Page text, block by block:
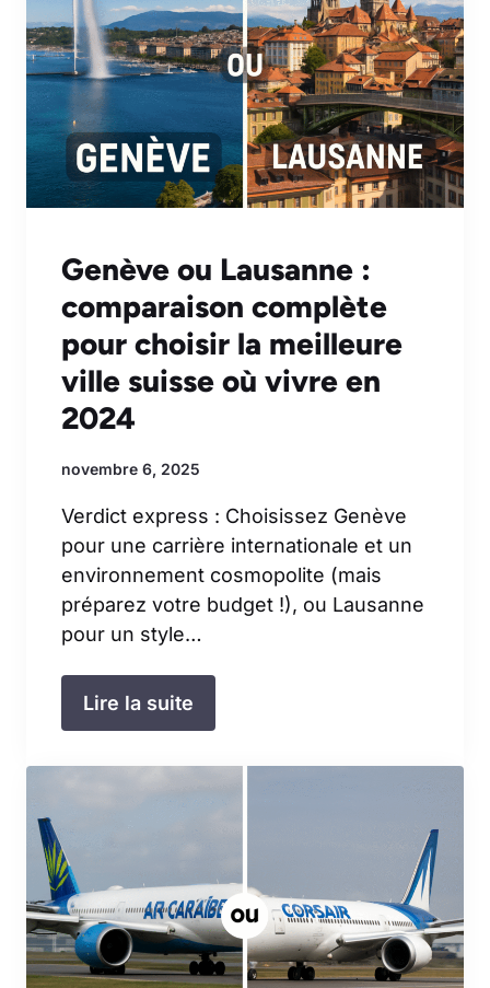
Genève ou Lausanne :
comparaison complète
pour choisir la meilleure
ville suisse où vivre en
2024
novembre 6, 2025
Verdict express : Choisissez Genève
pour une carrière internationale et un
environnement cosmopolite (mais
préparez votre budget !), ou Lausanne
pour un style…
Lire la suite